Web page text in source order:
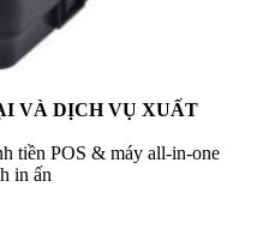
VÀ DỊCH VỤ XUẤT
tiền POS & máy all-in-one
in ấn